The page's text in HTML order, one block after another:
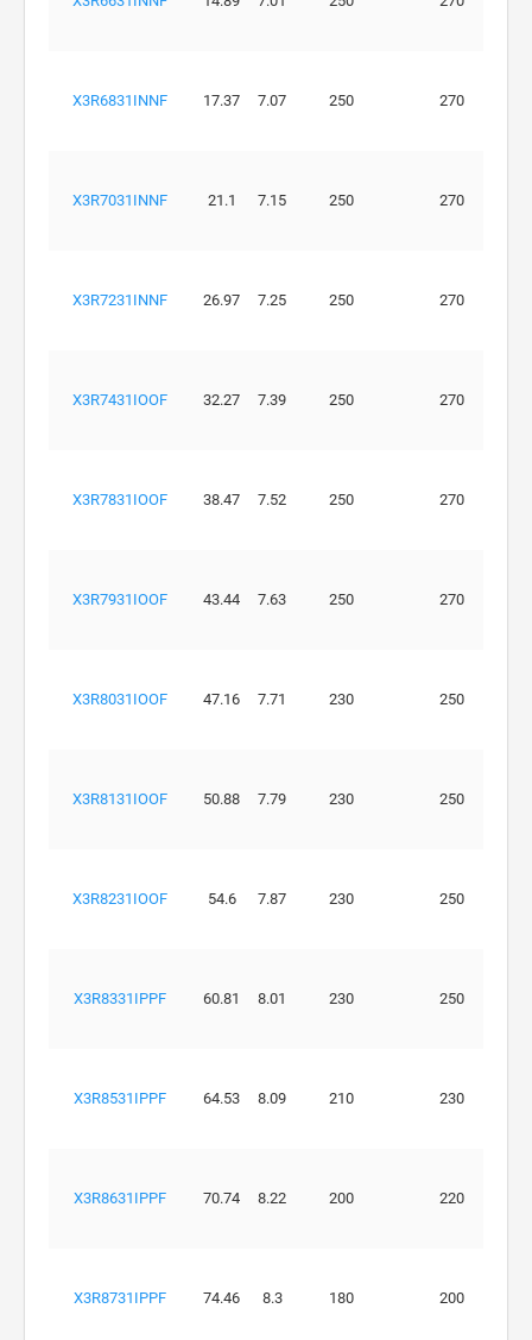
X3R6831INNF 17.37 7.07 250 270
X3R7031INNF 21.1 7.15 250 270
X3R7231INNF 26.97 7.25 250 270
X3R7431IOOF 32.27 7.39 250 270
X3R7831IOOF 38.47 7.52 250 270
X3R7931IOOF 43.44 7.63 250 270
X3R8031IOOF 47.16 7.71 230 250
X3R8131IOOF 50.88 7.79 230 250
X3R8231IOOF 54.6 7.87 230 250
X3R8331IPPF 60.81 8.01 230 250
X3R8531IPPF 64.53 8.09 210 230
X3R8631IPPF 70.74 8.22 200 220
X3R8731IPPF 74.46 8.3 180 200